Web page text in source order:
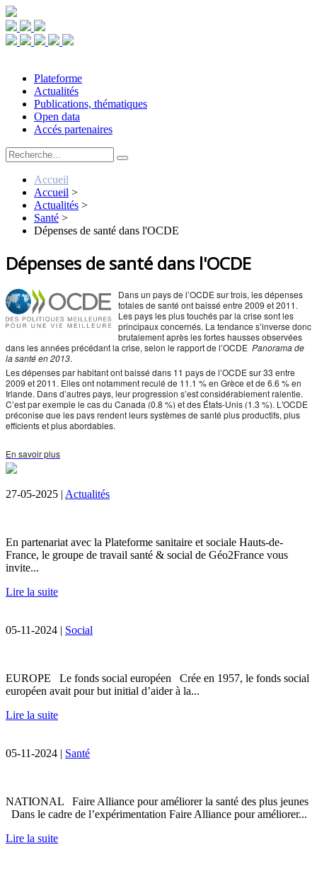
Plateforme
Actualités
Publications, thématiques
Open data
Accés partenaires
Accueil
Accueil >
Actualités >
Santé >
Dépenses de santé dans l'OCDE
Dépenses de santé dans l'OCDE
Dans un pays de l’OCDE sur trois, les dépenses
totales de santé ont baissé entre 2009 et 2011.
Les pays les plus touchés par la crise sont les
principaux concernés. La tendance s’inverse donc
brutalement après les fortes hausses observées
dans les années précédant la crise, selon le rapport de l’OCDE Panorama de
la santé en 2013.
Les dépenses par habitant ont baissé dans 11 pays de l’OCDE sur 33 entre
2009 et 2011. Elles ont notamment reculé de 11.1 % en Grèce et de 6.6 % en
Irlande. Dans d’autres pays, leur progression s’est considérablement ralentie.
C’est par exemple le cas du Canada (0.8 %) et des États-Unis (1.3 %). L'OCDE
préconise que les pays rendent leurs systèmes de santé plus productifs, plus
efficients et plus abordables.
En savoir plus
27-05-2025 | Actualités
En partenariat avec la Plateforme sanitaire et sociale Hauts-de-
France, le groupe de travail santé & social de Géo2France vous
invite...
Lire la suite
05-11-2024 | Social
EUROPE Le fonds social européen Crée en 1957, le fonds social
européen avait pour but initial d’aider à la...
Lire la suite
05-11-2024 | Santé
NATIONAL Faire Alliance pour améliorer la santé des plus jeunes
Dans le cadre de l’expérimentation Faire Alliance pour améliorer...
Lire la suite